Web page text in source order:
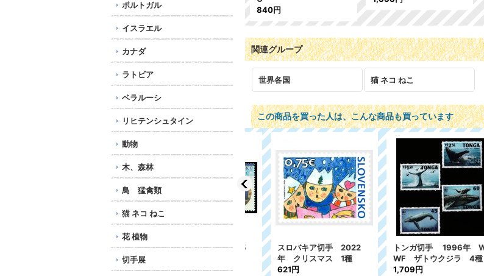
ポルトガル
イスラエル
カナダ
ラトビア
ベラルーシ
リヒテンシュタイン
動物
木、森林
鳥 猛禽類
猫 ネコ ねこ
花 植物
切手展
840円
関連グループ
世界各国 猫 ネコ ねこ
この商品を買った人は、こんな商品も買っています
スロバキア切手 2022
年 クリスマス 1種
621円
トンガ切手 1996年 W
WF ザトウクジラ 4種
1,709円
スロバキア切手 1993
年 スロバキア語の150周
年 1種